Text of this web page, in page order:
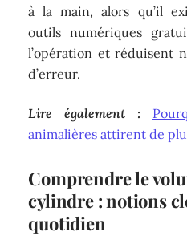
à la main, alors qu’il
outils numériques
l’opération et réduisent
d’erreur.
Lire également :
animalières attirent de
Comprendre le
cylindre : notions
quotidien